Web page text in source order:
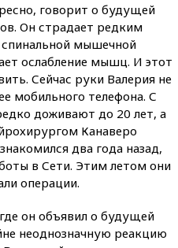
говорит о будущей
Он страдает редким
спинальной мышечной
ослабление мышц. И этот
Сейчас руки Валерия не
мобильного телефона. С
доживают до 20 лет, а
Канаверо
два года назад,
в Сети. Этим летом они
операции.
он объявил о будущей
неоднозначную реакцию